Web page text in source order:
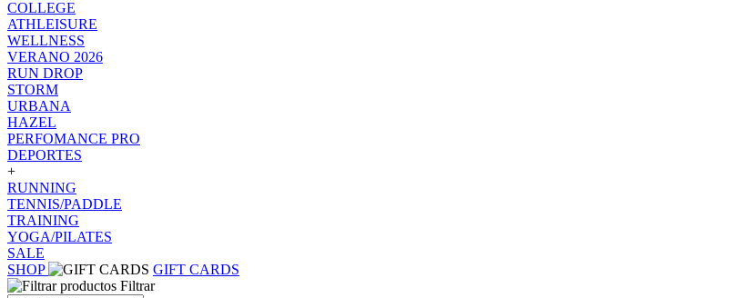
COLLEGE
ATHLEISURE
WELLNESS
VERANO 2026
RUN DROP
STORM
URBANA
HAZEL
PERFOMANCE PRO
DEPORTES
+
RUNNING
TENNIS/PADDLE
TRAINING
YOGA/PILATES
SALE
SHOP
GIFT CARDS
Filtrar